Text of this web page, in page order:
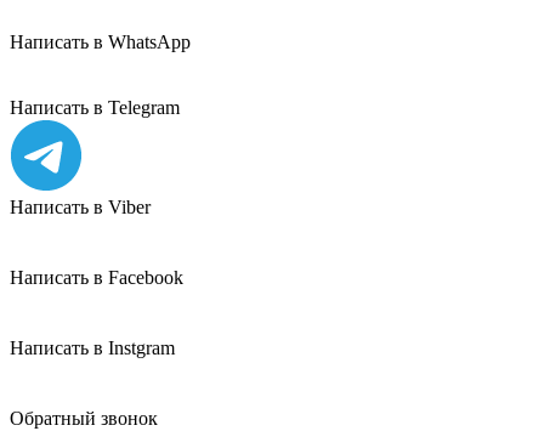
Написать в WhatsApp
Написать в Telegram
Написать в Viber
Написать в Facebook
Написать в Instgram
Обратный звонок